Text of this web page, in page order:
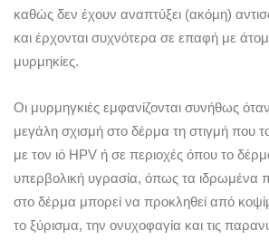
καθώς δεν έχουν αναπτύξει (ακόμη)
και έρχονται συχνότερα σε επαφή με
μυρμηκίες.
Οι μυρμηγκιές εμφανίζονται συνήθως
μεγάλη σχισμή στο δέρμα τη στιγμή που
με τον ιό HPV ή σε περιοχές όπου το
υπερβολική υγρασία, όπως τα ιδρωμένα
στο δέρμα μπορεί να προκληθεί από
το ξύρισμα, την ονυχοφαγία και τις